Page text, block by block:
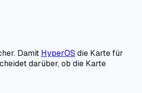
Damit HyperOS die Karte für
darüber, ob die Karte